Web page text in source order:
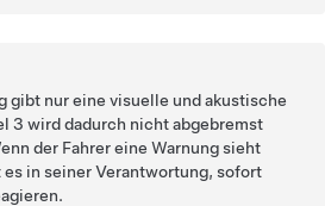
gibt nur eine visuelle und akustische
3 wird dadurch nicht abgebremst
der Fahrer eine Warnung sieht
in seiner Verantwortung, sofort